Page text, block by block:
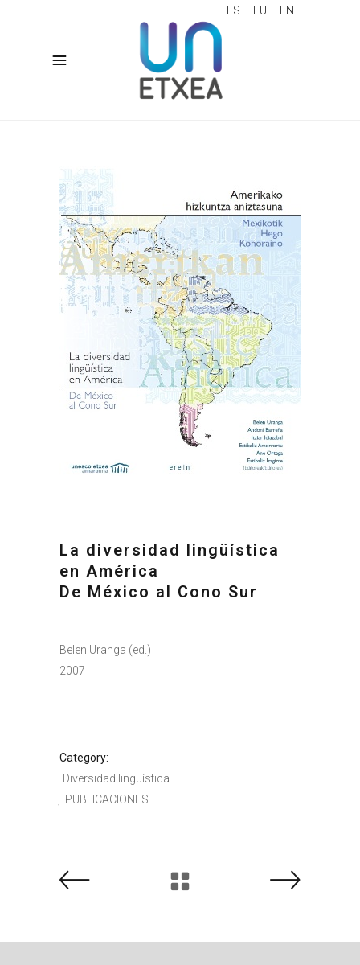
ES EU EN
La diversidad lingüística
en América
De México al Cono Sur
Belen Uranga (ed.)
2007
Category:
Diversidad lingüística
PUBLICACIONES